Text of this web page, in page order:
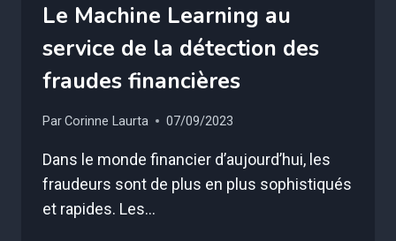
Le Machine Learning au
service de la détection des
fraudes financières
ParCorinne Laurta 07/09/2023
Dans le monde financier d’aujourd’hui, les
fraudeurs sont de plus en plus sophistiqués
et rapides. Les…